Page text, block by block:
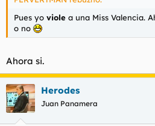
Pues yo viole a una Miss Valencia.
o no
Ahora si.
Herodes
Juan Panamera